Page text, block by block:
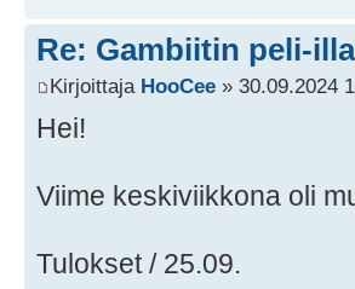
Re: Gambiitin peli-
Kirjoittaja HooCee » 30.09.2024
Hei!
Viime keskiviikkona oli
Tulokset / 25.09.